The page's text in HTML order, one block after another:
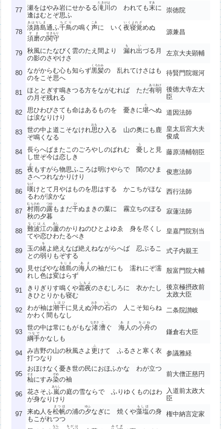
77 瀬をはやみ岩にせかるる滝川
たきがは
の われても末
すゑ
に
逢はむとぞ思ふ
崇徳院
78
淡路島
あはぢしま
通ふ千鳥
ちどり
の鳴く声
こゑ
に いく夜寝覚
いくよれざ
めぬ
須磨
すま
の関守
せきもり 源兼昌
79 秋風にたなびく雲のたえ間より漏
も
れ出
い
づる月
の影のさやけさ
左京大夫顕輔
80 ながからむ心も知らず黒髪
くろかみ
の 乱れてけさはも
のをこそ思へ
待賢門院堀河
81 ほととぎす鳴きつる方をながむれば ただ有明
ありあけ
の月ぞ残れる
後徳大寺左大
臣
82 思ひわびさても命はあるものを 憂きに堪
た
へぬ
は涙なりけり
道因法師
83 世の中よ道こそなけれ思
おも
ひ入る 山の奥にも鹿
ぞ鳴くなる
皇太后宮大夫
俊成
84 長らへばまたこのごろやしのばれむ憂
う
しと見
し世ぞ今は恋しき
藤原清輔朝臣
85 夜
よ
もすがら物思ふころは明けやらで 閨のひま
さへつれなかりけり
俊恵法師
86 嘆
なげ
けとて月やはものを思はする かこちがほな
るわが涙かな
西行法師
87 村雨
むらさめ
の露
つゆ
もまだ干
ひ
ぬまきの葉に 霧立ちのぼる
秋の夕暮
寂蓮法師
88 難波江
なにはえ
の蘆
あし
のかりねのひとよゆゑ 身を尽くし
てや恋ひわたるべき
皇嘉門院別当
89 玉の緒
を
よ絶えなば絶えねながらへば 忍ぶるこ
との弱りもぞする
式子内親王
90 見せばやな雄島
をじま
の海人
あま
の袖だにも 濡れにぞ濡
れし色は変はらず
殷富門院大輔
91 きりぎりす鳴くや霜夜
しもよ
のさむしろに 衣かたし
きひとりかも寝む
後京極摂政前
太政大臣
92 わが袖は潮干
しほひ
に見えぬ沖
おき
の石
いし
の 人こそ知らね
かわく間もなし
二条院讃岐
93
世の中は常にもがもな渚
なぎさ
漕
こ
ぐ海人
あま
の小舟
をぶね
の
綱手
つなで
かなしも
鎌倉右大臣
94 み吉野の山の秋風さよ更
ふ
けて ふるさと寒く衣
打つなり
参議雅経
95
おほけなく憂き世の民におほふかな わが立つ
杣
そま
にすみ染
ぞめ
の袖
前大僧正慈円
96 花さそふ嵐
あらし
の庭の雪ならで ふりゆくものはわ
が身なりけり
入道前太政大
臣
97 来ぬ人を松帆
まつほ
の浦の夕
ゆふ
なぎに 焼くや藻塩
もしほ
の身
もこがれつつ
権中納言定家
なら をがは みそぎ